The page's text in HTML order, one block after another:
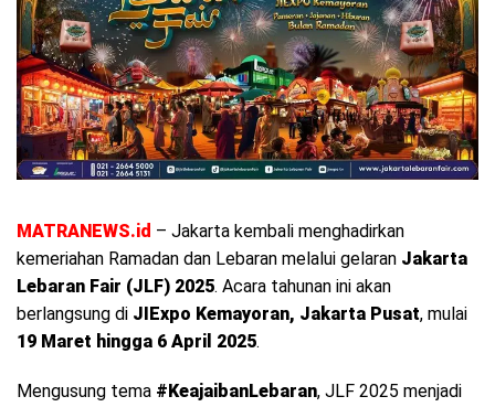
MATRANEWS.id – Jakarta kembali menghadirkan
kemeriahan Ramadan dan Lebaran melalui gelaran Jakarta
Lebaran Fair (JLF) 2025. Acara tahunan ini akan
berlangsung di JIExpo Kemayoran, Jakarta Pusat, mulai
19 Maret hingga 6 April 2025.
Mengusung tema #KeajaibanLebaran, JLF 2025 menjadi